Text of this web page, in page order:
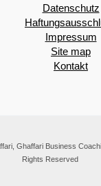
Datenschutz
Impressum
Site map
Kontakt
Ghaffari Business
Rights Reserved